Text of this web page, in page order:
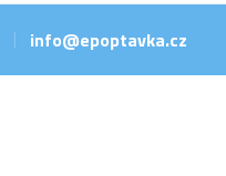
info@epoptavka.cz